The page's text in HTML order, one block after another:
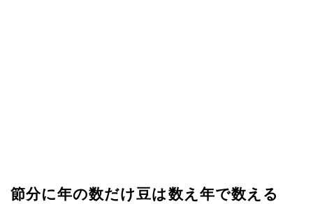
節分に年の数だけ豆は数え年で数える